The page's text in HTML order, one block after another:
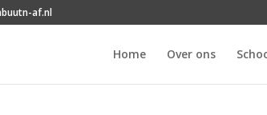
af.nl
Home Over ons